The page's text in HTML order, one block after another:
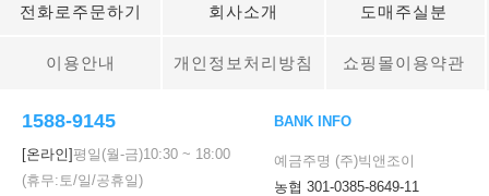
전화로주문하기 회사소개 도매주실분
이용안내 개인정보처리방침 쇼핑몰이용약관
1588-9145
[온라인]평일(월-금)10:30 ~ 18:00
(휴무:토/일/공휴일)
BANK INFO
예금주명 (주)빅앤조이
농협 301-0385-8649-11